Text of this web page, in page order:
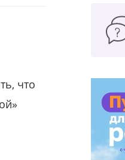
что